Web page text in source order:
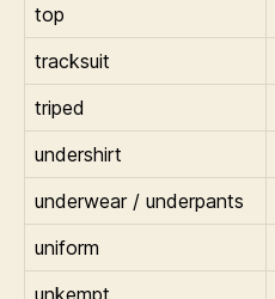
top
tracksuit
triped
undershirt
underwear / underpants
uniform
unkempt